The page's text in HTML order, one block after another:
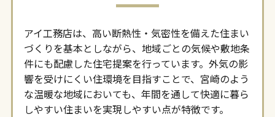
アイ工務店は、高い断熱性・気密性を備えた住まい
づくりを基本としながら、地域ごとの気候や敷地条
件にも配慮した住宅提案を行っています。外気の影
響を受けにくい住環境を目指すことで、宮崎のよう
な温暖な地域においても、年間を通して快適に暮ら
しやすい住まいを実現しやすい点が特徴です。